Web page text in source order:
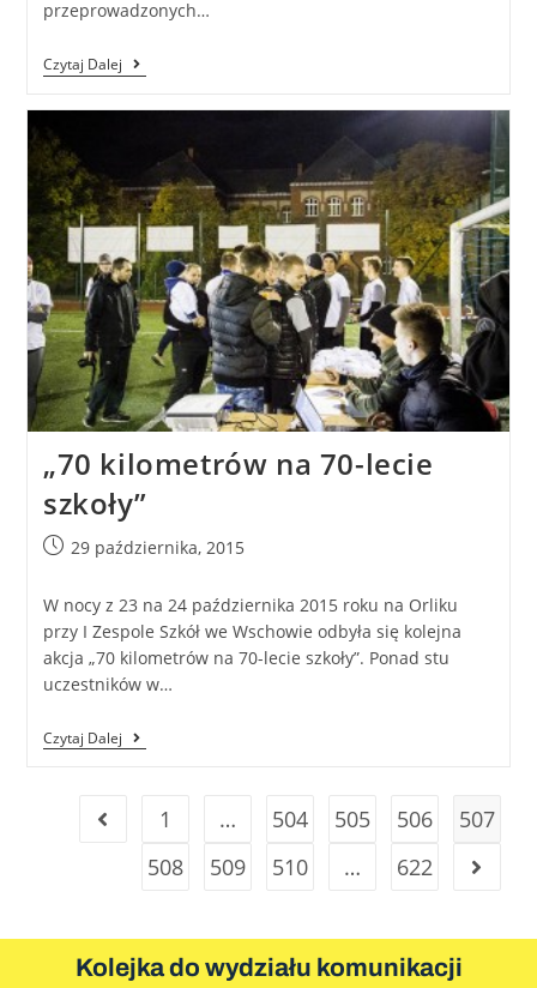
przeprowadzonych…
Czytaj Dalej
„70 kilometrów na 70-lecie
szkoły”
29 października, 2015
W nocy z 23 na 24 października 2015 roku na Orliku
przy I Zespole Szkół we Wschowie odbyła się kolejna
akcja „70 kilometrów na 70-lecie szkoły”. Ponad stu
uczestników w…
Czytaj Dalej
1 … 504 505 506
507
508
509 510 … 622
Kolejka do wydziału komunikacji